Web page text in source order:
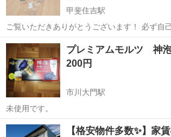
甲斐住吉駅
ご覧いただきありがとうございます！ 必ず自己紹介をご覧頂きご検討
下さい。 壁掛けタイプのダイヤルロック式郵便ポスト（Hanmir製）で
す。 スタイリッシュなシルバー＆ブラックの
て・別荘・事務所などに...
山梨 甲府市 家庭用品
プレミアムモルツ 神
200円
市川大門駅
未使用です。
山梨 西八代郡 市川大門駅 家庭用品
【格安物件多数✨】家